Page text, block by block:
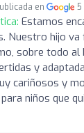
en 5
Estamos
Nuestro hijo va
sobre todo al
y
cariñosos y
niños que